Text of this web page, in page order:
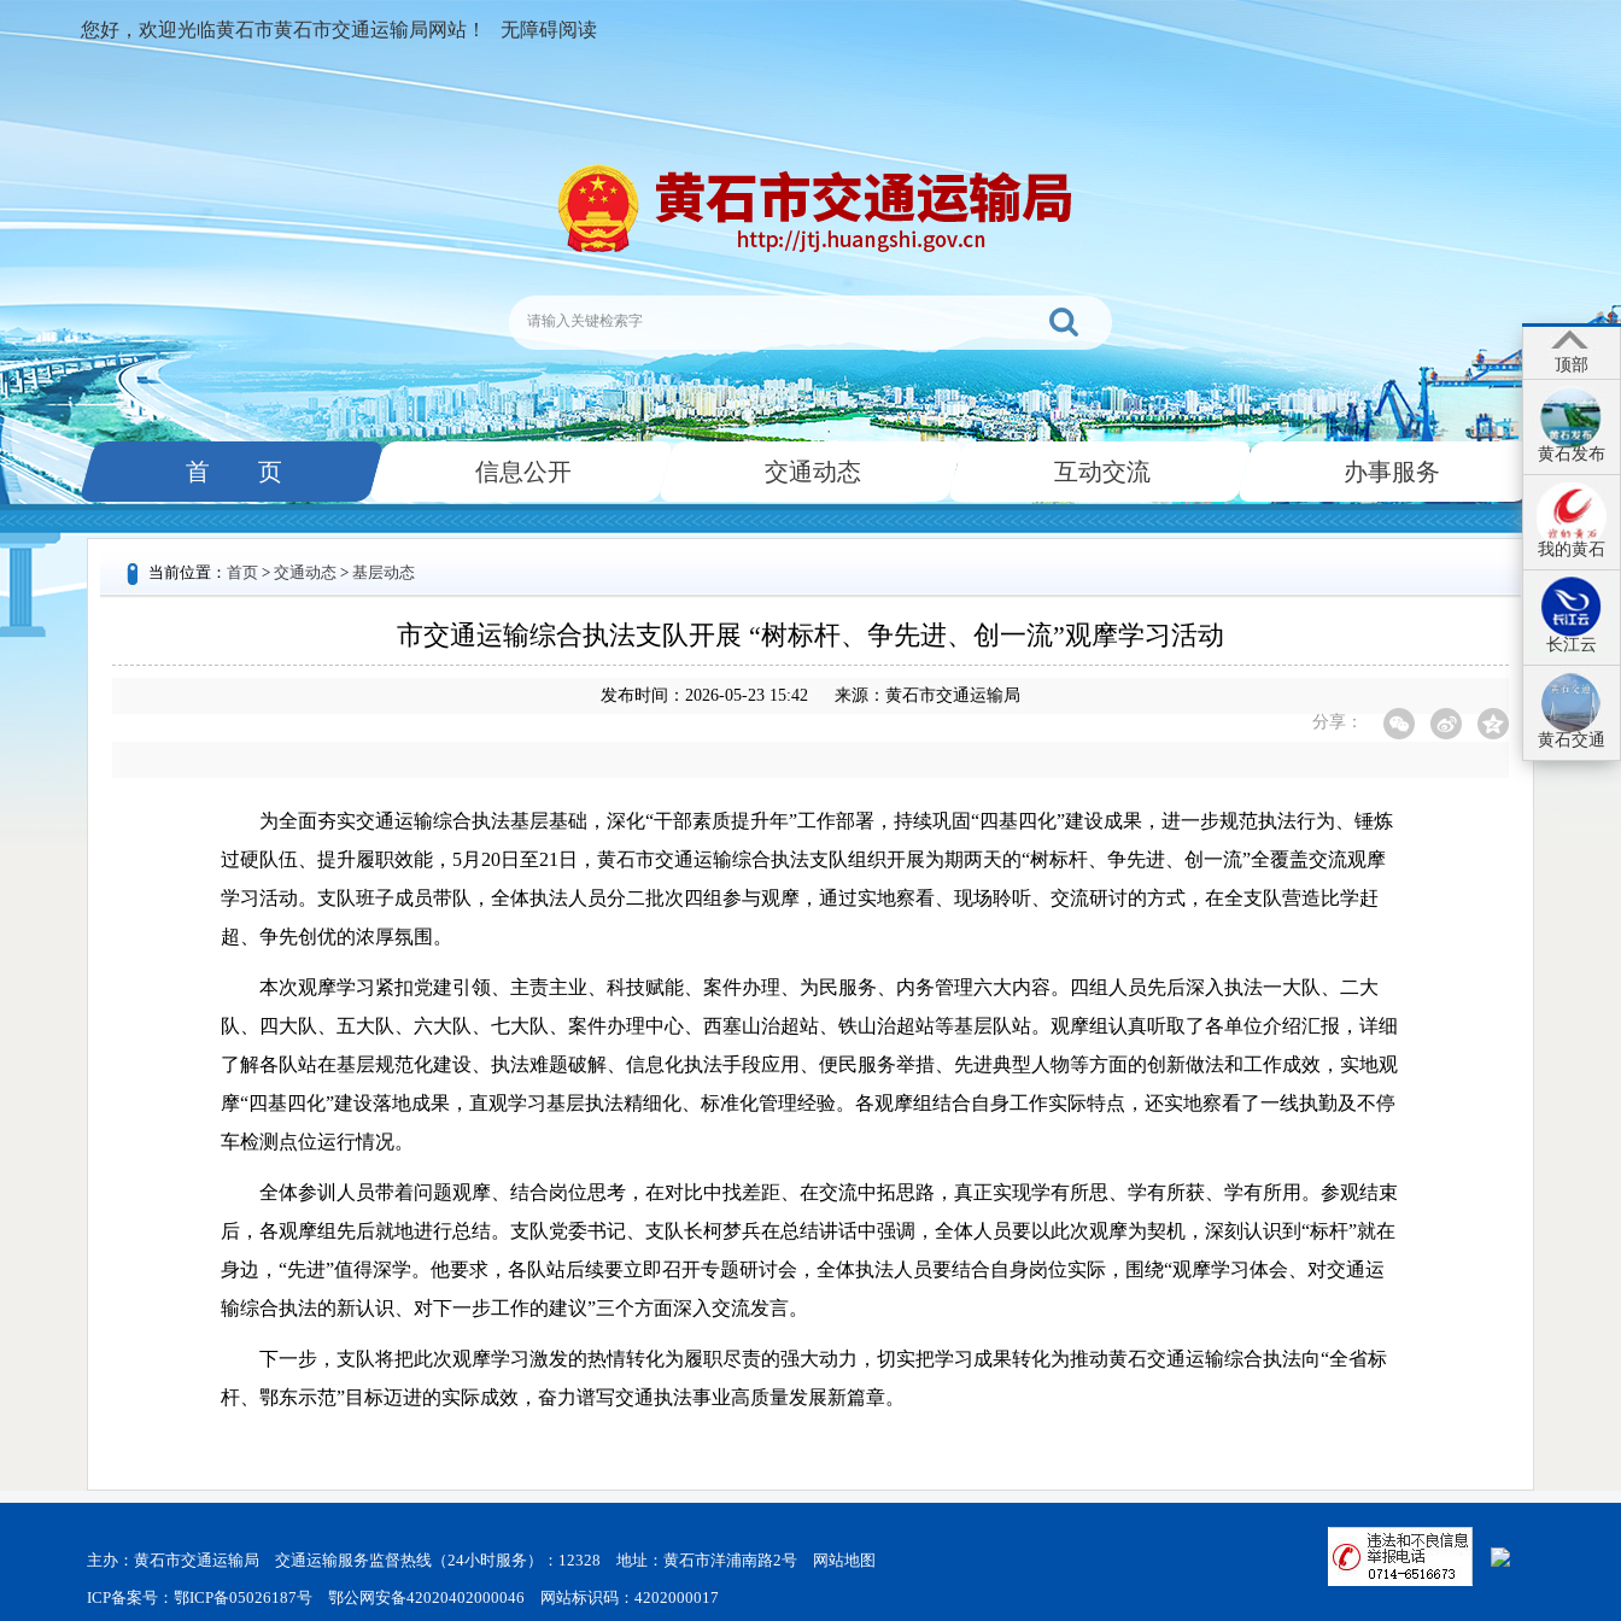
您好，欢迎光临黄石市黄石市交通运输局网站！ 无障碍阅读
首 页 信息公开 交通动态 互动交流 办事服务
当前位置： 首页 > 交通动态 > 基层动态
市交通运输综合执法支队开展 “树标杆、争先进、创一流”观摩学习活动
发布时间：2026-05-23 15:42 来源：黄石市交通运输局
分享：
为全面夯实交通运输综合执法基层基础，深化“干部素质提升年”工作部署，持续巩固“四基四化”建设成果，进一步规范执法行为、锤炼
过硬队伍、提升履职效能，5月20日至21日，黄石市交通运输综合执法支队组织开展为期两天的“树标杆、争先进、创一流”全覆盖交流观摩
学习活动。支队班子成员带队，全体执法人员分二批次四组参与观摩，通过实地察看、现场聆听、交流研讨的方式，在全支队营造比学赶
超、争先创优的浓厚氛围。
本次观摩学习紧扣党建引领、主责主业、科技赋能、案件办理、为民服务、内务管理六大内容。四组人员先后深入执法一大队、二大
队、四大队、五大队、六大队、七大队、案件办理中心、西塞山治超站、铁山治超站等基层队站。观摩组认真听取了各单位介绍汇报，详细
了解各队站在基层规范化建设、执法难题破解、信息化执法手段应用、便民服务举措、先进典型人物等方面的创新做法和工作成效，实地观
摩“四基四化”建设落地成果，直观学习基层执法精细化、标准化管理经验。各观摩组结合自身工作实际特点，还实地察看了一线执勤及不停
车检测点位运行情况。
全体参训人员带着问题观摩、结合岗位思考，在对比中找差距、在交流中拓思路，真正实现学有所思、学有所获、学有所用。参观结束
后，各观摩组先后就地进行总结。支队党委书记、支队长柯梦兵在总结讲话中强调，全体人员要以此次观摩为契机，深刻认识到“标杆”就在
身边，“先进”值得深学。他要求，各队站后续要立即召开专题研讨会，全体执法人员要结合自身岗位实际，围绕“观摩学习体会、对交通运
输综合执法的新认识、对下一步工作的建议”三个方面深入交流发言。
下一步，支队将把此次观摩学习激发的热情转化为履职尽责的强大动力，切实把学习成果转化为推动黄石交通运输综合执法向“全省标
杆、鄂东示范”目标迈进的实际成效，奋力谱写交通执法事业高质量发展新篇章。
主办：黄石市交通运输局 交通运输服务监督热线（24小时服务）：12328 地址：黄石市洋浦南路2号 网站地图
ICP备案号：鄂ICP备05026187号 鄂公网安备42020402000046 网站标识码：4202000017
顶部
黄石发布
我的黄石
长江云
黄石交通